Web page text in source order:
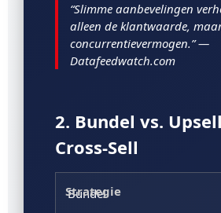
“Slimme aanbevelingen
alleen de klantwaarde,
concurrentievermogen.” —
Datafeedwatch.com
2. Bundel vs.
Cross-Sell
Bundel